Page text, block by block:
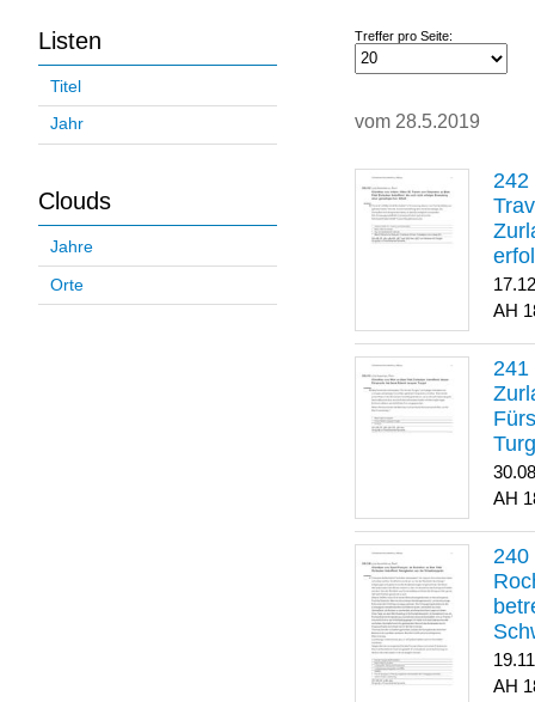
Listen
Titel
Jahr
Clouds
Jahre
Orte
Treffer pro Seite:
vom 28.5.2019